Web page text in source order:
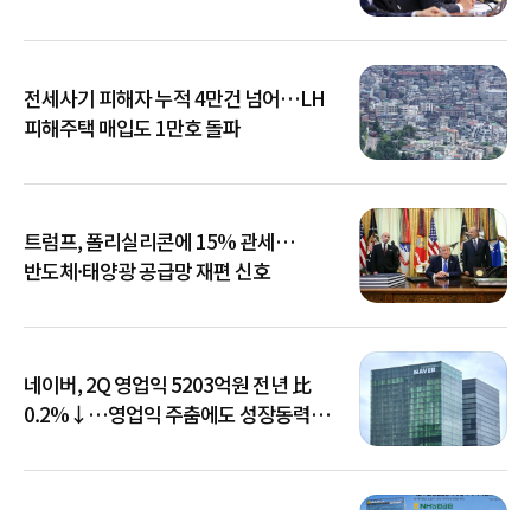
전세사기 피해자 누적 4만건 넘어…LH
피해주택 매입도 1만호 돌파
트럼프, 폴리실리콘에 15% 관세…
반도체·태양광 공급망 재편 신호
네이버, 2Q 영업익 5203억원 전년 比
0.2%↓…영업익 주춤에도 성장동력